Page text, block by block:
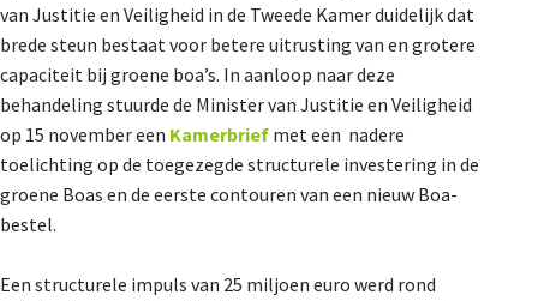
van Justitie en Veiligheid in de Tweede Kamer duidelijk dat
brede steun bestaat voor betere uitrusting van en grotere
capaciteit bij groene boa’s. In aanloop naar deze
behandeling stuurde de Minister van Justitie en Veiligheid
op 15 november een Kamerbrief met een nadere
toelichting op de toegezegde structurele investering in de
groene Boas en de eerste contouren van een nieuw Boa-
bestel.
Een structurele impuls van 25 miljoen euro werd rond
Provincies
Dossiers